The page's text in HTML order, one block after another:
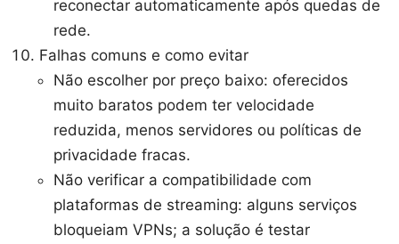
reconectar automaticamente após quedas de
rede.
Falhas comuns e como evitar
Não escolher por preço baixo: oferecidos
muito baratos podem ter velocidade
reduzida, menos servidores ou políticas de
privacidade fracas.
Não verificar a compatibilidade com
plataformas de streaming: alguns serviços
bloqueiam VPNs; a solução é testar